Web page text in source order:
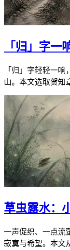
「归」字一
「归」字轻轻一
山。本文选取贺知
和、苏轼相关七首
何以更怯，樊笼何
才是真正的归处。
草虫露水：
一声促织、一点流
寂寞与希望。本文